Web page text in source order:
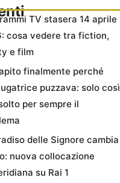
TV stasera 14 aprile
cosa vedere tra fiction,
e film
finalmente perché
puzzava: solo così
per sempre il
delle Signore cambia
nuova collocazione
su Rai 1